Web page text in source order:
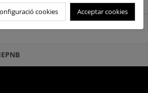
sobre Biodiversidad
Ver todas las noticias
cookies Acceptar cookies